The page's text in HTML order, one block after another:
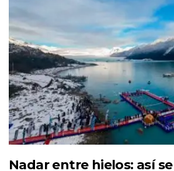
Nadar entre hielos: así